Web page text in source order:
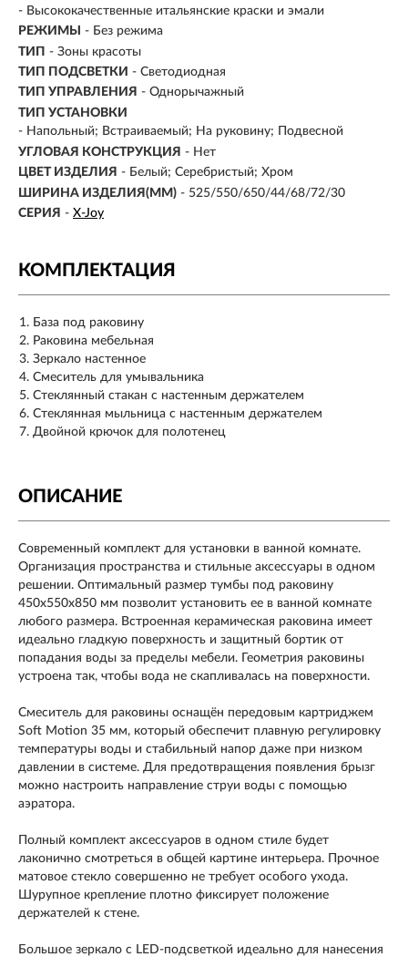
- Высококачественные итальянские краски и эмали
РЕЖИМЫ
- Без режима
ТИП - Зоны красоты
ТИП ПОДСВЕТКИ - Светодиодная
ТИП УПРАВЛЕНИЯ - Однорычажный
ТИП УСТАНОВКИ
- Напольный; Встраиваемый; На руковину; Подвесной
УГЛОВАЯ КОНСТРУКЦИЯ - Нет
ЦВЕТ ИЗДЕЛИЯ - Белый; Серебристый; Хром
ШИРИНА ИЗДЕЛИЯ(ММ) - 525/550/650/44/68/72/30
СЕРИЯ - X-Joy
КОМПЛЕКТАЦИЯ
База под раковину
Раковина мебельная
Зеркало настенное
Смеситель для умывальника
Стеклянный стакан с настенным держателем
Стеклянная мыльница с настенным держателем
Двойной крючок для полотенец
ОПИСАНИЕ
Современный комплект для установки в ванной комнате.
Организация пространства и стильные аксессуары в одном
решении. Оптимальный размер тумбы под раковину
450х550х850 мм позволит установить ее в ванной комнате
любого размера. Встроенная керамическая раковина имеет
идеально гладкую поверхность и защитный бортик от
попадания воды за пределы мебели. Геометрия раковины
устроена так, чтобы вода не скапливалась на поверхности.
Смеситель для раковины оснащён передовым картриджем
Soft Motion 35 мм, который обеспечит плавную регулировку
температуры воды и стабильный напор даже при низком
давлении в системе. Для предотвращения появления брызг
можно настроить направление струи воды с помощью
аэратора.
Полный комплект аксессуаров в одном стиле будет
лаконично смотреться в общей картине интерьера. Прочное
матовое стекло совершенно не требует особого ухода.
Шурупное крепление плотно фиксирует положение
держателей к стене.
Большое зеркало с LED-подсветкой идеально для нанесения